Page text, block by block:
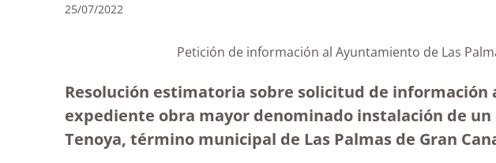
25/07/2022
Petición de información al Ayuntamiento de Las
Resolución estimatoria sobre solicitud de
expediente obra mayor denominado instalación de
Tenoya, término municipal de Las Palmas de Gran